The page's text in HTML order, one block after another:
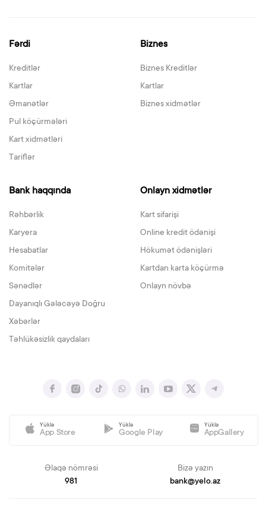
Fərdi
Kreditlər
Kartlar
Əmanətlər
Pul köçürmələri
Kart xidmətləri
Tariflər
Biznes
Biznes Kreditlər
Kartlar
Biznes xidmətlər
Bank haqqında
Rəhbərlik
Karyera
Hesabatlar
Komitələr
Sənədlər
Dayanıqlı Gələcəyə Doğru
Xəbərlər
Təhlükəsizlik qaydaları
Onlayn xidmətlər
Kart sifarişi
Online kredit ödənişi
Hökumət ödənişləri
Kartdan karta köçürmə
Onlayn növbə
Yüklə
App Store
Yüklə
Google Play
Yüklə
AppGallery
Əlaqə nömrəsi
981
Bizə yazın
bank@yelo.az